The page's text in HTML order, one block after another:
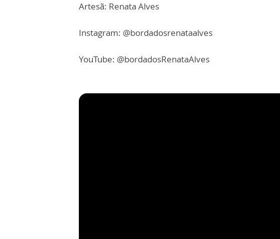
Artesã: Renata Alves
Instagram: @bordadosrenataalves
YouTube: @bordadosRenataAlves